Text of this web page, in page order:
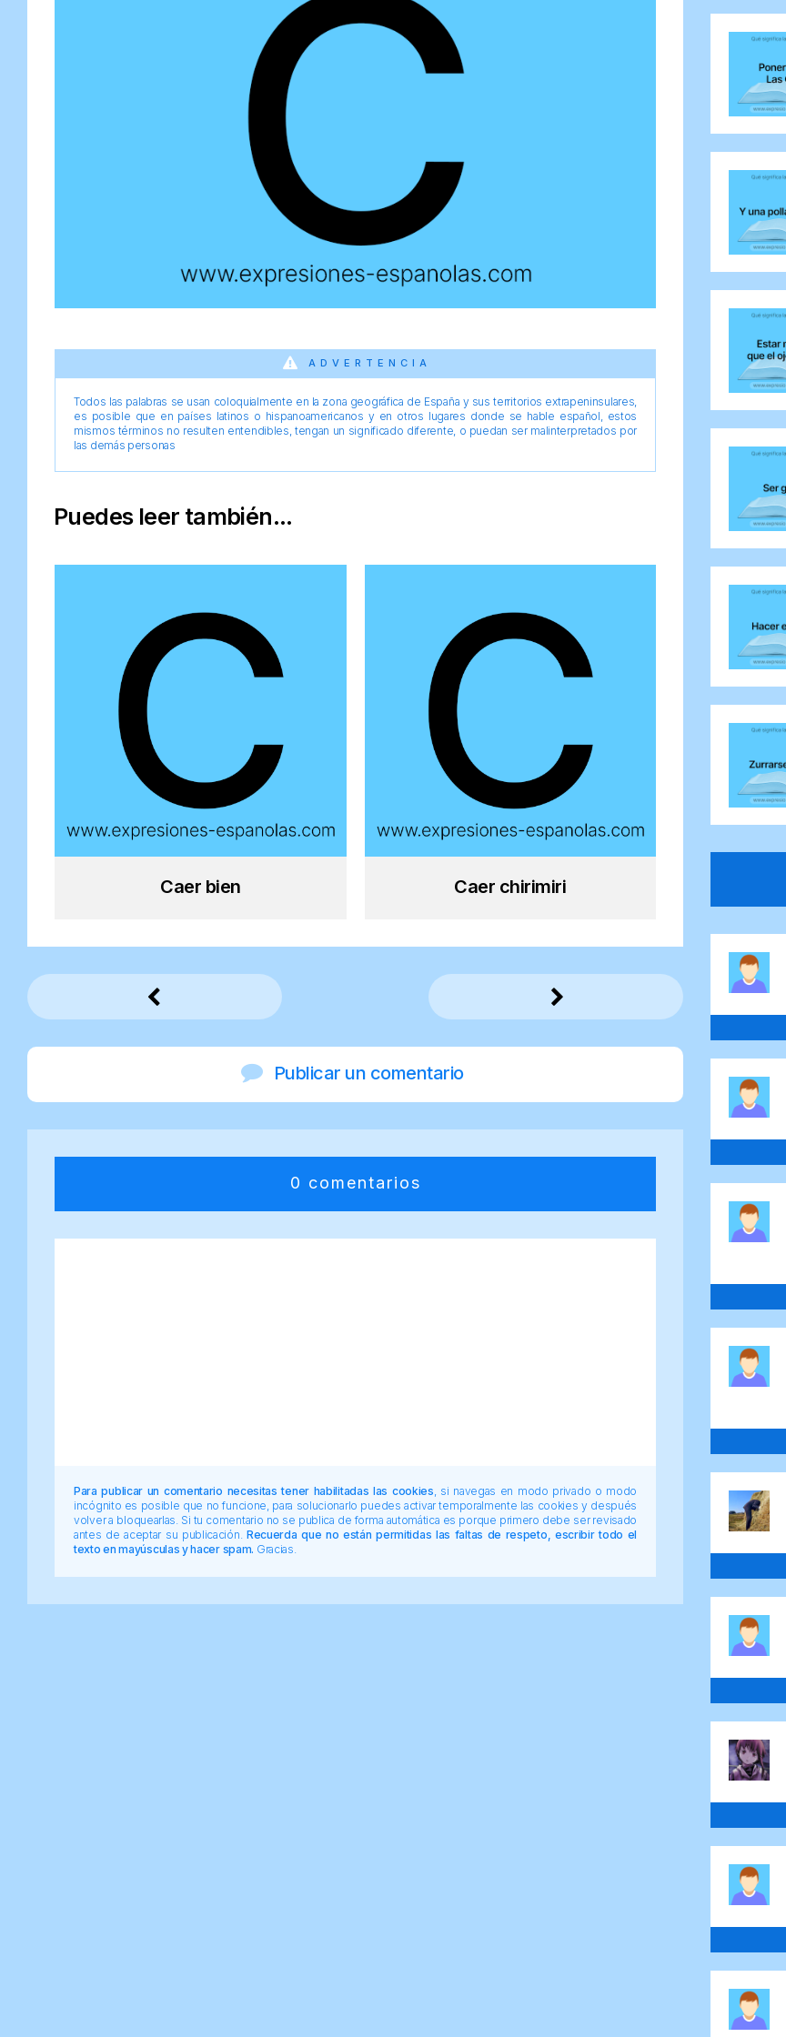
ADVERTENCIA
Todos las palabras se usan coloquialmente en la zona geográfica de España y sus territorios extrapeninsulares,
es posible que en países latinos o hispanoamericanos y en otros lugares donde se hable español, estos
mismos términos no resulten entendibles, tengan un significado diferente, o puedan ser malinterpretados por
las demás personas
Puedes leer también...
Caer bien Caer chirimiri
Publicar un comentario
0 comentarios
Para publicar un comentario necesitas tener habilitadas las cookies , si navegas en modo privado o modo
incógnito es posible que no funcione, para solucionarlo puedes activar temporalmente las cookies y después
volver a bloquearlas. Si tu comentario no se publica de forma automática es porque primero debe ser revisado
antes de aceptar su publicación. Recuerda que no están permitidas las faltas de respeto, escribir todo el
texto en mayúsculas y hacer spam. Gracias.